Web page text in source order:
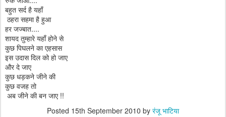
बहुत सर्द है यहाँ
ठहरा सहमा है हुआ
हर जज्बात....
शायद तुम्हारे यहाँ होने से
कुछ पिघलने का एहसास
इस उदास दिल को हो जाए
और दे जाए
कुछ धड़कने जीने की
कुछ वजह तो
अब जीने की बन जाए !!
Posted 15th September 2010 by रंजू भाटिया